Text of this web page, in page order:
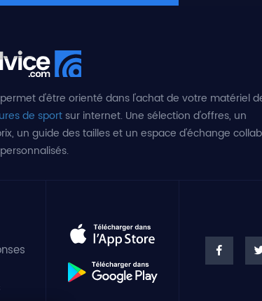
d'être orienté dans l'achat de votre matériel
de sportsur internet. Une sélection d'offres, un
un guide des tailles et un espace d'échange